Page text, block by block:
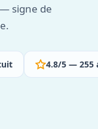
signe de
4.8/5 — 255